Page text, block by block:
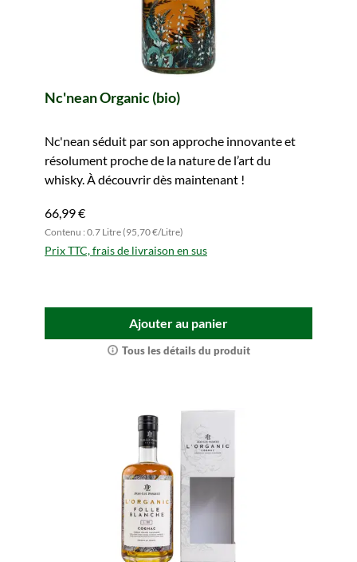
Nc'nean Organic (bio)
Nc'nean séduit par son approche innovante et
résolument proche de la nature de l’art du
whisky. À découvrir dès maintenant !
66,99 €
Contenu : 0.7 Litre (95,70 €/Litre)
Prix TTC, frais de livraison en sus
Ajouter au panier
Tous les détails du produit